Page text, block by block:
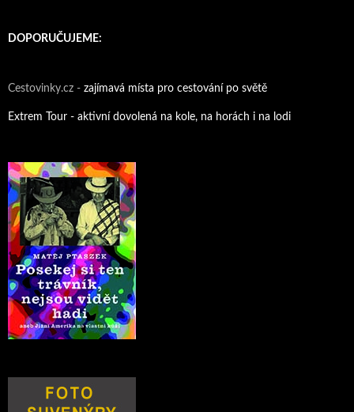
DOPORUČUJEME:
Cestovinky.cz - zajímavá místa pro cestování po světě
Extrem Tour - aktivní dovolená na kole, na horách i na lodi